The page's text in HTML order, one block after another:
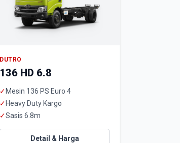
DUTRO
136 HD 6.8
✓ Mesin 136 PS Euro 4
✓ Heavy Duty Kargo
✓Sasis 6.8m
Detail & Harga